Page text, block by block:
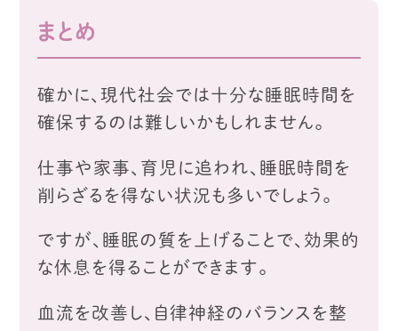
まとめ
確かに、現代社会では十分な睡眠時間を
確保するのは難しいかもしれません。
仕事や家事、育児に追われ、睡眠時間を
削らざるを得ない状況も多いでしょう。
ですが、睡眠の質を上げることで、 効果的
な休息を得ることができます。
血流を改善し、自律神経のバランスを整